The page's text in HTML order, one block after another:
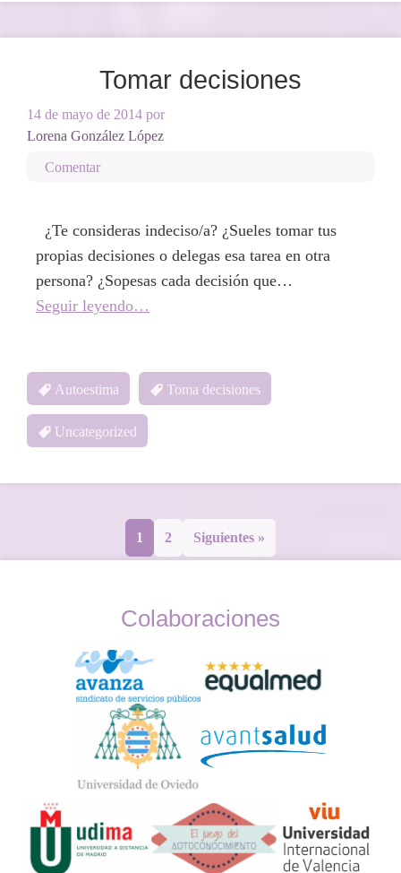
Tomar decisiones
14 de mayo de 2014 por
Lorena González López
Comentar
¿Te consideras indeciso/a? ¿Sueles tomar tus
propias decisiones o delegas esa tarea en otra
persona? ¿Sopesas cada decisión que…
Seguir leyendo…
Autoestima Toma decisiones
Uncategorized
Página
1 Página
2 Siguientes »
Widget
Logos
Colaboraciones